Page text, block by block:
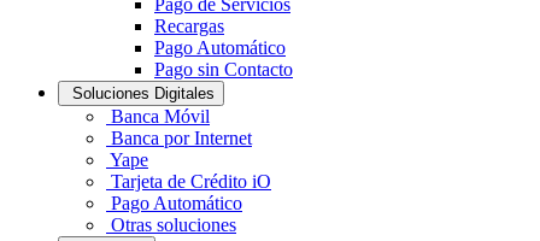
Pago de Servicios
Recargas
Pago Automático
Pago sin Contacto
Soluciones Digitales
Banca Móvil
Banca por Internet
Yape
Tarjeta de Crédito iO
Pago Automático
Otras soluciones